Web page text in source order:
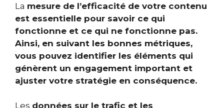
La mesure de l’efficacité de votre contenu
est essentielle pour savoir ce qui
fonctionne et ce qui ne fonctionne pas.
Ainsi, en suivant les bonnes métriques,
vous pouvez identifier les éléments qui
génèrent un engagement important et
ajuster votre stratégie en conséquence.
Les données sur le trafic et les